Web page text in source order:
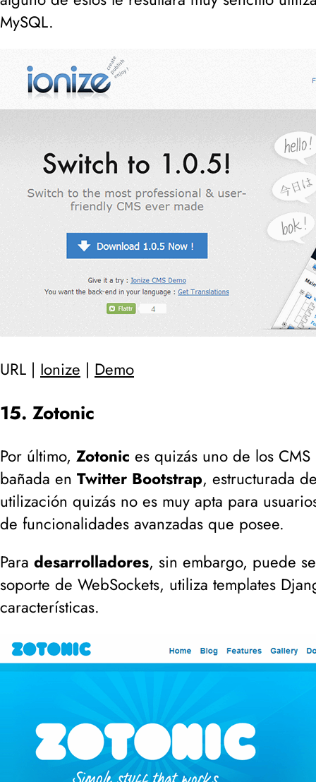
MySQL.
URL | Ionize | Demo
15. Zotonic
Por último, Zotonic es quizás uno de los
bañada en Twitter Bootstrap, estructurada
utilización quizás no es muy apta para
de funcionalidades avanzadas que posee.
Para desarrolladores, sin embargo, puede
soporte de WebSockets, utiliza templates
características.